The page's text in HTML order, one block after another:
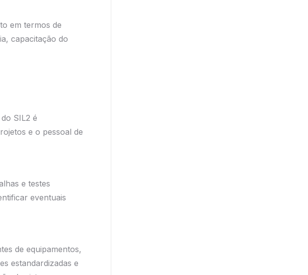
em termos de
capacitação do
SIL2 é
e o pessoal de
e testes
eventuais
de equipamentos,
estandardizadas e